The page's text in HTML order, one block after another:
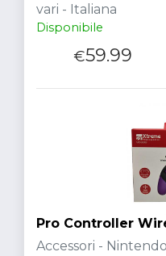
vari - Italiana
Disponibile
€59.99
Pro Controller
Accessori -